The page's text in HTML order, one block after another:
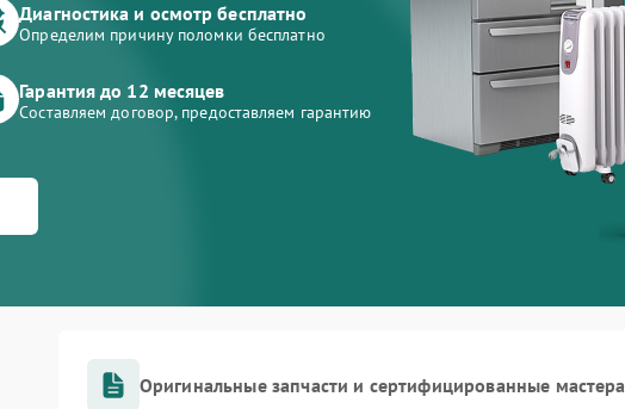
Диагностика и осмотр бесплатно
Определим причину поломки бесплатно
Гарантия до 12 месяцев
Составляем договор, предоставляем гарантию
Оригинальные запчасти и сертифицированные мастера